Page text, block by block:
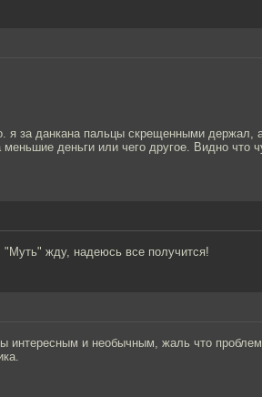
я за данкана пальцы скрещенными
деньги или чего другое. Видно что
жду, надеюсь все получится!
и необычным, жаль что